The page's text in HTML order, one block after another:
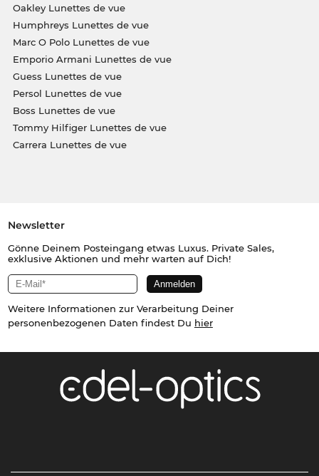
Oakley Lunettes de vue
Humphreys Lunettes de vue
Marc O Polo Lunettes de vue
Emporio Armani Lunettes de vue
Guess Lunettes de vue
Persol Lunettes de vue
Boss Lunettes de vue
Tommy Hilfiger Lunettes de vue
Carrera Lunettes de vue
Newsletter
Gönne Deinem Posteingang etwas Luxus. Private Sales,
exklusive Aktionen und mehr warten auf Dich!
Weitere Informationen zur Verarbeitung Deiner
personenbezogenen Daten findest Du hier